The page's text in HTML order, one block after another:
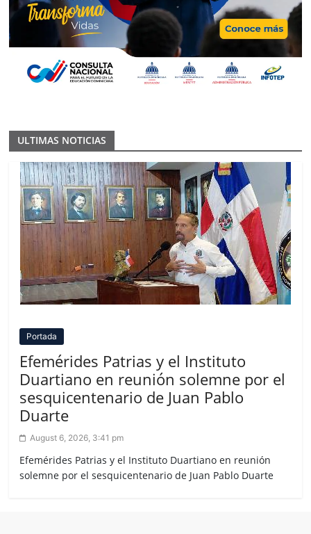
ULTIMAS NOTICIAS
Portada
Efemérides Patrias y el Instituto
Duartiano en reunión solemne por el
sesquicentenario de Juan Pablo
Duarte
August 6, 2026, 3:41 pm
Efemérides Patrias y el Instituto Duartiano en reunión
solemne por el sesquicentenario de Juan Pablo Duarte